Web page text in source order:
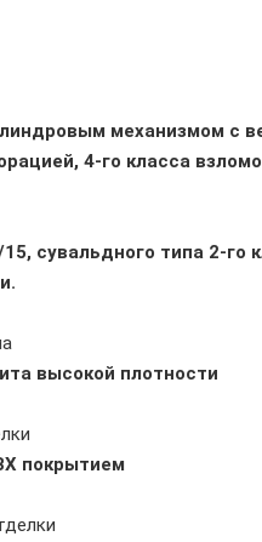
механизмом с
4-го класса
сувальдного типа 2-го
высокой плотности
покрытием